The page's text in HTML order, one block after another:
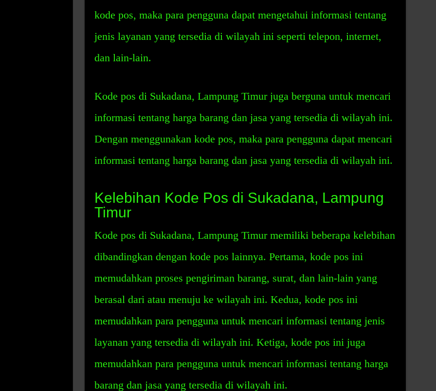
kode pos, maka para pengguna dapat mengetahui informasi tentang
jenis layanan yang tersedia di wilayah ini seperti telepon, internet,
dan lain-lain.
Kode pos di Sukadana, Lampung Timur juga berguna untuk mencari
informasi tentang harga barang dan jasa yang tersedia di wilayah ini.
Dengan menggunakan kode pos, maka para pengguna dapat mencari
informasi tentang harga barang dan jasa yang tersedia di wilayah ini.
Kelebihan Kode Pos di Sukadana, Lampung
Timur
Kode pos di Sukadana, Lampung Timur memiliki beberapa kelebihan
dibandingkan dengan kode pos lainnya. Pertama, kode pos ini
memudahkan proses pengiriman barang, surat, dan lain-lain yang
berasal dari atau menuju ke wilayah ini. Kedua, kode pos ini
memudahkan para pengguna untuk mencari informasi tentang jenis
layanan yang tersedia di wilayah ini. Ketiga, kode pos ini juga
memudahkan para pengguna untuk mencari informasi tentang harga
barang dan jasa yang tersedia di wilayah ini.